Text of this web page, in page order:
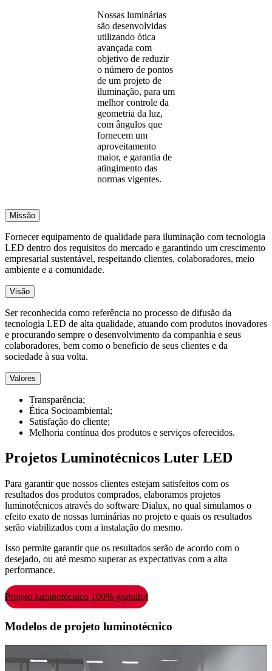
Nossas luminárias
são desenvolvidas
utilizando ótica
avançada com
objetivo de reduzir
o número de pontos
de um projeto de
iluminação, para um
melhor controle da
geometria da luz,
com ângulos que
fornecem um
aproveitamento
maior, e garantia de
atingimento das
normas vigentes.
Missão
Fornecer equipamento de qualidade para iluminação com tecnologia
LED dentro dos requisitos do mercado e garantindo um crescimento
empresarial sustentável, respeitando clientes, colaboradores, meio
ambiente e a comunidade.
Visão
Ser reconhecida como referência no processo de difusão da
tecnologia LED de alta qualidade, atuando com produtos inovadores
e procurando sempre o desenvolvimento da companhia e seus
colaboradores, bem como o beneficio de seus clientes e da
sociedade à sua volta.
Valores
Transparência;
Ética Socioambiental;
Satisfação do cliente;
Melhoria contínua dos produtos e serviços oferecidos.
Projetos Luminotécnicos Luter LED
Para garantir que nossos clientes estejam satisfeitos com os
resultados dos produtos comprados, elaboramos projetos
luminotécnicos através do software Dialux, no qual simulamos o
efeito exato de nossas luminárias no projeto e quais os resultados
serão viabilizados com a instalação do mesmo.
Isso permite garantir que os resultados serão de acordo com o
desejado, ou até mesmo superar as expectativas com a alta
performance.
Projeto luminotécnico 100% gratuito!
Modelos de projeto luminotécnico